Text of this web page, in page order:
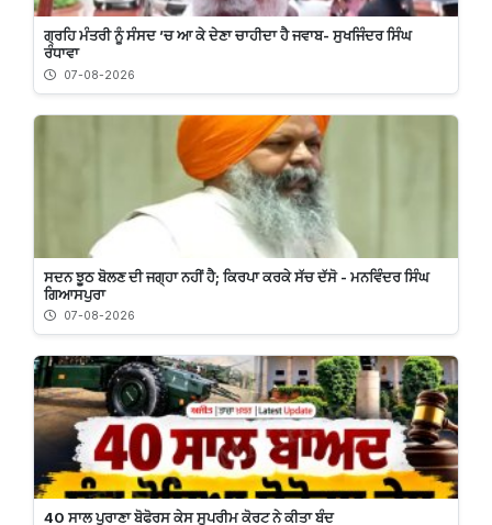
ਗ੍ਰਹਿ ਮੰਤਰੀ ਨੂੰ ਸੰਸਦ ’ਚ ਆ ਕੇ ਦੇਣਾ ਚਾਹੀਦਾ ਹੈ ਜਵਾਬ- ਸੁਖਜਿੰਦਰ ਸਿੰਘ
ਰੰਧਾਵਾ
07-08-2026
ਸਦਨ ਝੂਠ ਬੋਲਣ ਦੀ ਜਗ੍ਹਾ ਨਹੀਂ ਹੈ; ਕਿਰਪਾ ਕਰਕੇ ਸੱਚ ਦੱਸੋ - ਮਨਵਿੰਦਰ ਸਿੰਘ
ਗਿਆਸਪੁਰਾ
07-08-2026
40 ਸਾਲ ਪੁਰਾਣਾ ਬੋਫੋਰਸ ਕੇਸ ਸੁਪਰੀਮ ਕੋਰਟ ਨੇ ਕੀਤਾ ਬੰਦ